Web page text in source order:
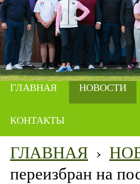
ГЛАВНАЯ НОВОСТИ
КОНТАКТЫ
ГЛАВНАЯ ›
переизбран на